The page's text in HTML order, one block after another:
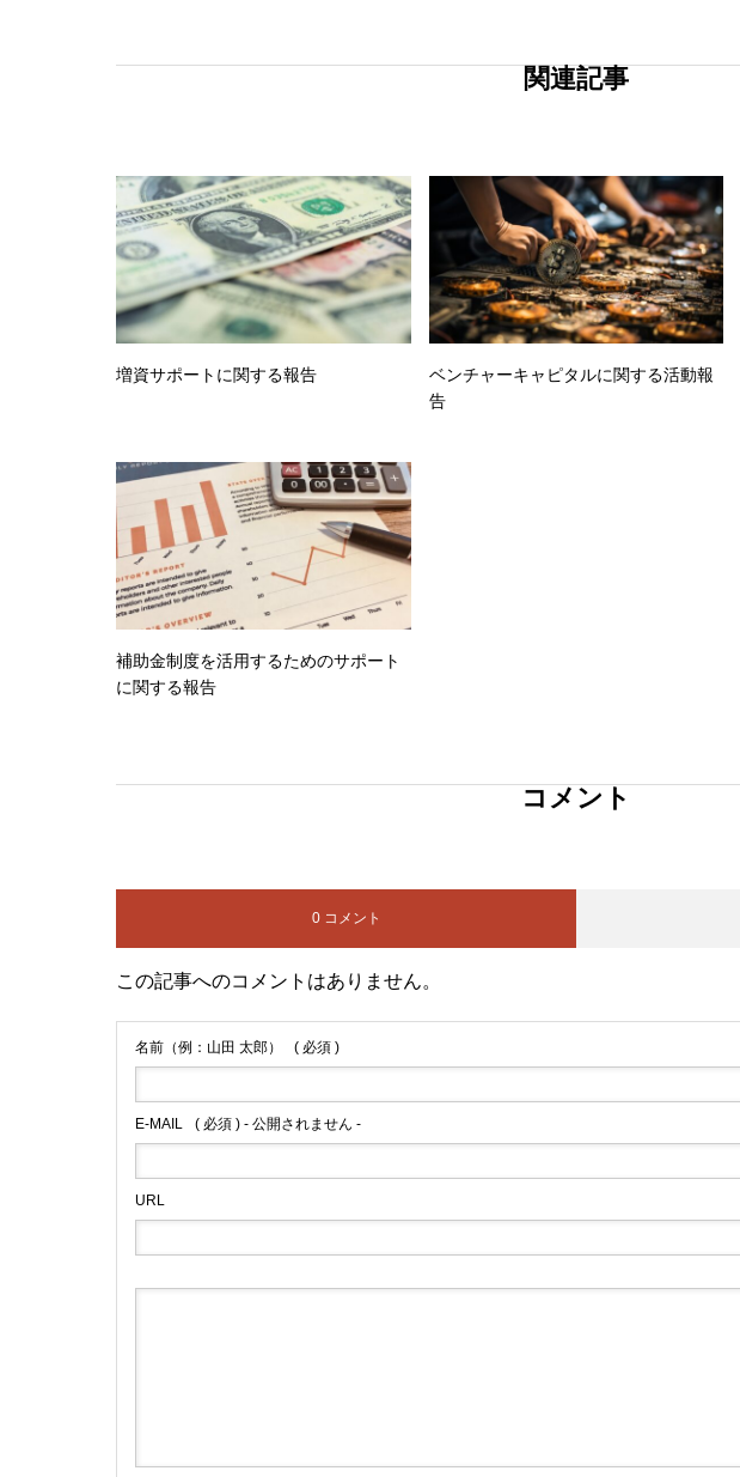
関連記事
増資サポートに関する報告
ベンチャーキャピタルに関する活動報
告
補助金制度を活用するためのサポート
に関する報告
コメント
0 コメント
この記事へのコメントはありません。
名前（例：山田 太郎） ( 必須 )
E-MAIL ( 必須 ) - 公開されません -
URL